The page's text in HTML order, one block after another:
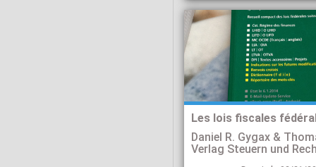
Les lois fiscales
Daniel R. Gygax &
Verlag Steuern und